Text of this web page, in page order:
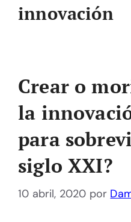
innovación
Crear o
la
para
siglo XXI?
10 abril, 2020 por